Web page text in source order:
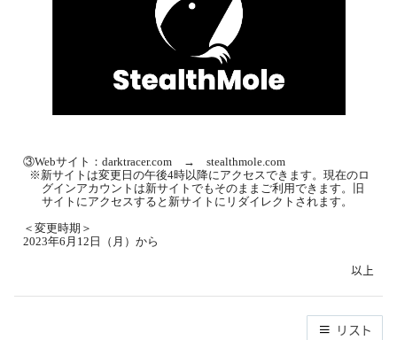
③Webサイト： darktracer.com →
stealthmole.com
※ 新サイトは変更日の午後4時以降にアクセスできます。現在のロ
グインアカウントは新サイトでもそのままご利用できます。旧
サイトにアクセスすると新サイトにリダイレクトされます。
＜変更時期＞
2023年6 月 12 日（月）から
以上
リスト